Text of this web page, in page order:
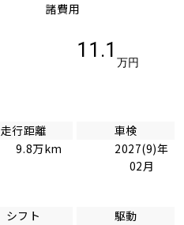
諸費用
11.1
万円
走行距離
9.8万km
車検
2027(9)年
02月
シフト
駆動